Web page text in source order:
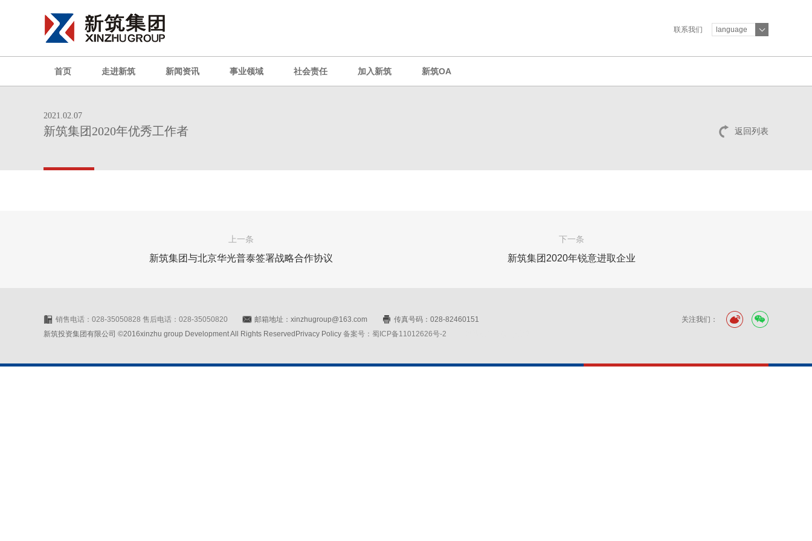
联系我们 language
首页 走进新筑 新闻资讯 事业领域 社会责任 加入新筑 新筑OA
返回列表
2021.02.07
新筑集团2020年优秀工作者
上一条
新筑集团与北京华光普泰签署战略合作协议
下一条
新筑集团2020年锐意进取企业
关注我们：
销售电话：028-35050828 售后电话：028-35050820 邮箱地址：xinzhugroup@163.com
传真号码：028-82460151
新筑投资集团有限公司 ©2016xinzhu group Development All Rights ReservedPrivacy Policy 备案号：蜀ICP备11012626号-2